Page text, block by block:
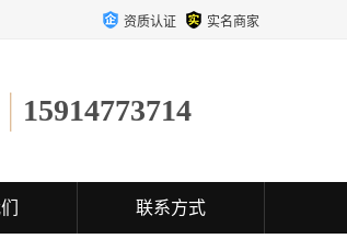
资质认证 实名商家
15914773714
联系方式